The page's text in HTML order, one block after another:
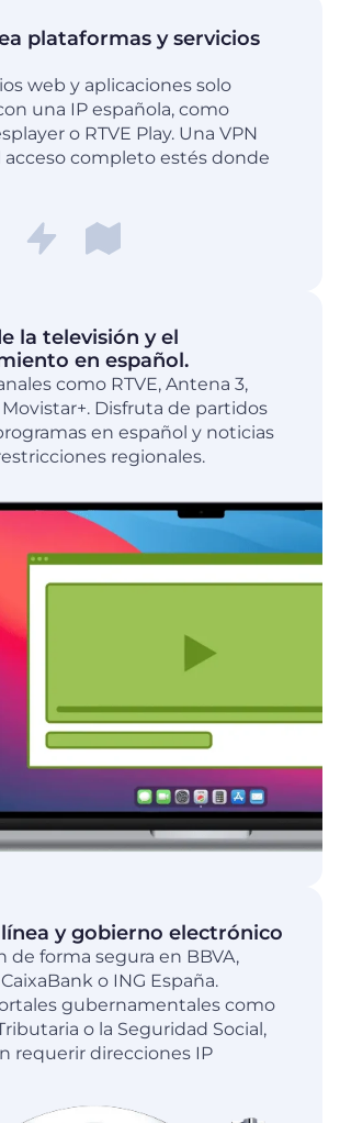
plataformas y servicios
web y aplicaciones solo
una IP española, como
o RTVE Play. Una VPN
acceso completo estés donde
la televisión y el
en español.
como RTVE, Antena 3,
Disfruta de partidos
en español y noticias
regionales.
y gobierno electrónico
de forma segura en BBVA,
o ING España.
gubernamentales como
o la Seguridad Social,
requerir direcciones IP